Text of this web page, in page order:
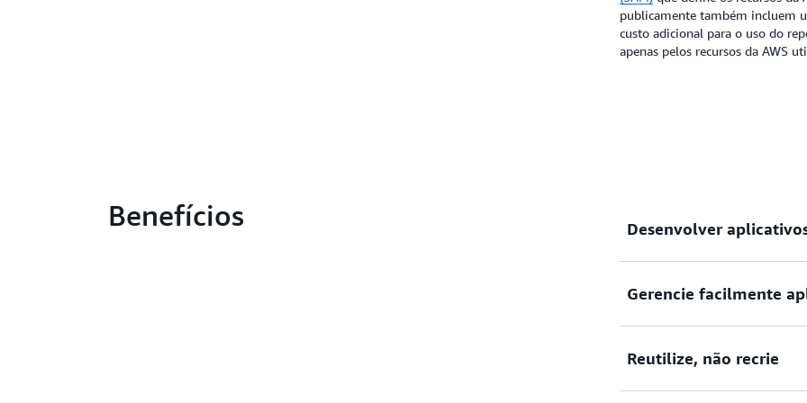
publicamente também incluem
custo adicional para o uso do
apenas pelos recursos da AWS
Benefícios Desenvolver
Arquiteturas sem servidor
arquiteturas sem servidor
Gerencie facilmente
Use aplicativos pré-
Reutilize, não recrie